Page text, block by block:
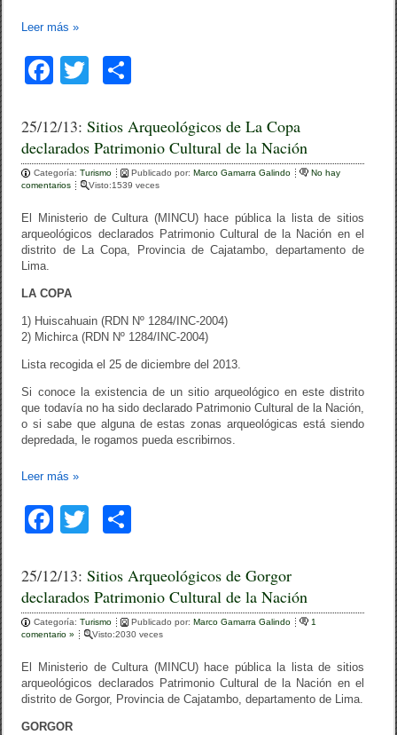
Leer más»
F
c
e
b
o
o
T
tt
er
m
p
ar
tir
25/12/13:Sitios Arqueológicos de La Copa
declarados Patrimonio Cultural de la Nación
Categoría:Turismo Publicado por:Marco Gamarra Galindo
No hay
comentarios
Visto:1539 veces
El Ministerio de Cultura (MINCU) hace pública la lista de sitios
arqueológicos declarados Patrimonio Cultural de la Nación en el
distrito de La Copa, Provincia de Cajatambo, departamento de
Lima.
LA COPA
1) Huiscahuain (RDN Nº 1284/INC-2004)
2) Michirca (RDN Nº 1284/INC-2004)
Lista recogida el 25 de diciembre del 2013.
Si conoce la existencia de un sitio arqueológico en este distrito
que todavía no ha sido declarado Patrimonio Cultural de la Nación,
o si sabe que alguna de estas zonas arqueológicas está siendo
depredada, le rogamos pueda escribirnos.
Leer más»
F
c
e
b
o
o
k
T
tt
er
m
p
ar
tir
25/12/13:Sitios Arqueológicos de Gorgor
declarados Patrimonio Cultural de la Nación
Categoría:Turismo Publicado por:Marco Gamarra Galindo
1
comentario »
Visto:2030 veces
El Ministerio de Cultura (MINCU) hace pública la lista de sitios
arqueológicos declarados Patrimonio Cultural de la Nación en el
distrito de Gorgor, Provincia de Cajatambo, departamento de Lima.
GORGOR